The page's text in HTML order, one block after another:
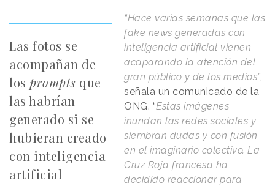
Las fotos se
acompañan de
los prompts que
las habrían
generado si se
hubieran creado
con inteligencia
artificial
“Hace varias semanas que las
fake news generadas con
inteligencia artificial vienen
acaparando la atención del
gran público y de los medios”,
señala un comunicado de la
ONG. “Estas imágenes
inundan las redes sociales y
siembran dudas y con fusión
en el imaginario colectivo. La
Cruz Roja francesa ha
decidido reaccionar para